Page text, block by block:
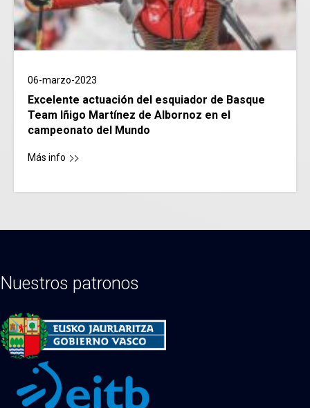
06-marzo-2023
Excelente actuación del esquiador de Basque
Team Iñigo Martínez de Albornoz en el
campeonato del Mundo
Más info
Nuestros patronos